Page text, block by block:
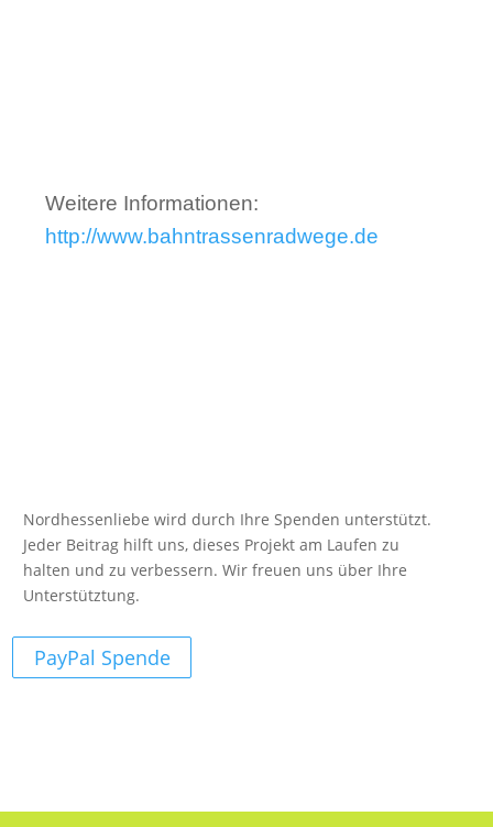
Weitere Informationen:
http://www.bahntrassenradwege.de
Nordhessenliebe wird durch Ihre Spenden unterstützt.
Jeder Beitrag hilft uns, dieses Projekt am Laufen zu
halten und zu verbessern. Wir freuen uns über Ihre
Unterstütztung.
PayPal Spende